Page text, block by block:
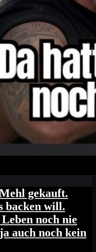
gekauft.
backen will.
noch nie
auch noch kein